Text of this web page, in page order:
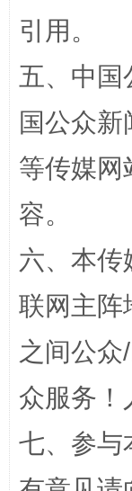
扯下公
“蜀中异
引用。
五、中国
国公众
等传媒网
容。
六、本传
联网主阵
之间公
众服务！
七、参与